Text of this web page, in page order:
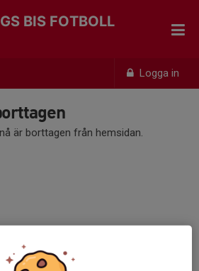
Logga in
BIS FOTBOLL
är borttagen från hemsidan.